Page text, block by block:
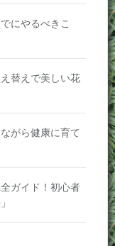
にやるべきこ
替えで美しい花
がら健康に育て
ガイド！初心者